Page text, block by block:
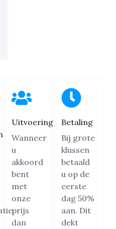
Uitvoering
Wanneer
u
akkoord
bent
met
onze
prijs
dan
Betaling
Bij grote
klussen
betaald
u op de
eerste
dag 50%
aan. Dit
dekt